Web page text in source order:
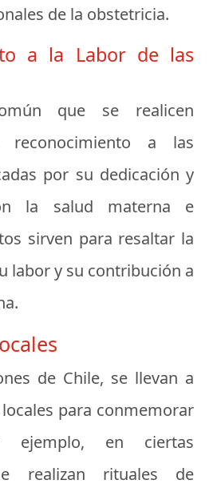
de la obstetricia.
a la Labor de las
que se realicen
reconocimiento a las
por su dedicación y
la salud materna e
sirven para resaltar la
labor y su contribución a
de Chile, se llevan a
para conmemorar
en ciertas
realizan rituales de